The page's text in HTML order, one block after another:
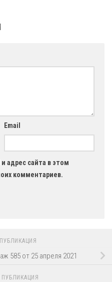
Email
адрес сайта в этом
комментариев.
585 от 25 апреля 2021